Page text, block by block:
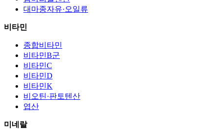
대마종자유·오일류
비타민
종합비타민
비타민B군
비타민C
비타민D
비타민K
비오틴·판토텐산
엽산
미네랄